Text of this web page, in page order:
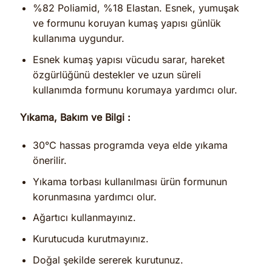
%82 Poliamid, %18 Elastan. Esnek, yumuşak
ve formunu koruyan kumaş yapısı günlük
kullanıma uygundur.
Esnek kumaş yapısı vücudu sarar, hareket
özgürlüğünü destekler ve uzun süreli
kullanımda formunu korumaya yardımcı olur.
Yıkama, Bakım ve Bilgi :
30°C hassas programda veya elde yıkama
önerilir.
Yıkama torbası kullanılması ürün formunun
korunmasına yardımcı olur.
Ağartıcı kullanmayınız.
Kurutucuda kurutmayınız.
Doğal şekilde sererek kurutunuz.